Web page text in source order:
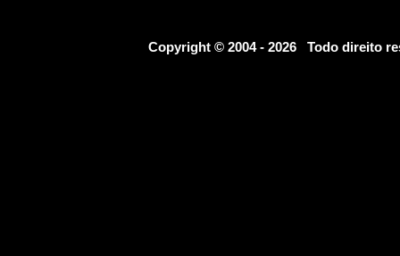
Copyright © 2004 - 2026 Todo direito